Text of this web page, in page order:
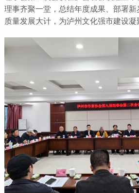
理事齐聚一堂，总结年度成果、部署
质量发展大计，为泸州文化强市建设凝